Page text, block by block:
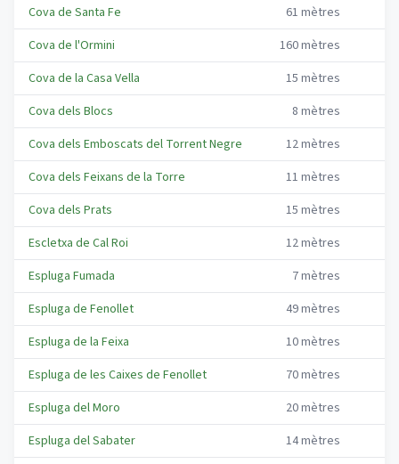
Cova de Santa Fe
61 mètres
Cova de l'Ormini
160mètres
Cova de la Casa Vella
15 mètres
Cova dels Blocs
8 mètres
Cova dels Emboscats del Torrent Negre
12mètres
Cova dels Feixans de la Torre
11 mètres
Cova dels Prats
15 mètres
Escletxa de Cal Roi
12mètres
Espluga Fumada
7mètres
Espluga de Fenollet
49mètres
Espluga de la Feixa
10mètres
Espluga de les Caixes de Fenollet
70mètres
Espluga del Moro
20mètres
Espluga del Sabater
14mètres